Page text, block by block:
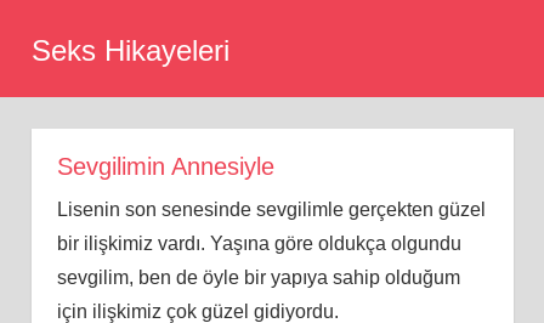
Seks Hikayeleri
Sevgilimin Annesiyle
Lisenin son senesinde sevgilimle gerçekten güzel
bir ilişkimiz vardı. Yaşına göre oldukça olgundu
sevgilim, ben de öyle bir yapıya sahip olduğum
için ilişkimiz çok güzel gidiyordu.